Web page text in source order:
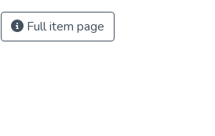
Full item page